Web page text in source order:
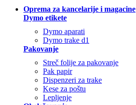
Oprema za kancelarije i magacine
Dymo etikete
Dymo aparati
Dymo trake d1
Pakovanje
Streč folije za pakovanje
Pak papir
Dispenzeri za trake
Kese za poštu
Lepljenje